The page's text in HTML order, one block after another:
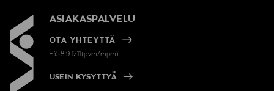
ASIAKASPALVELU
OTA YHTEYTTÄ
+358 9 1211(pvm/mpm)
USEIN KYSYTTYÄ